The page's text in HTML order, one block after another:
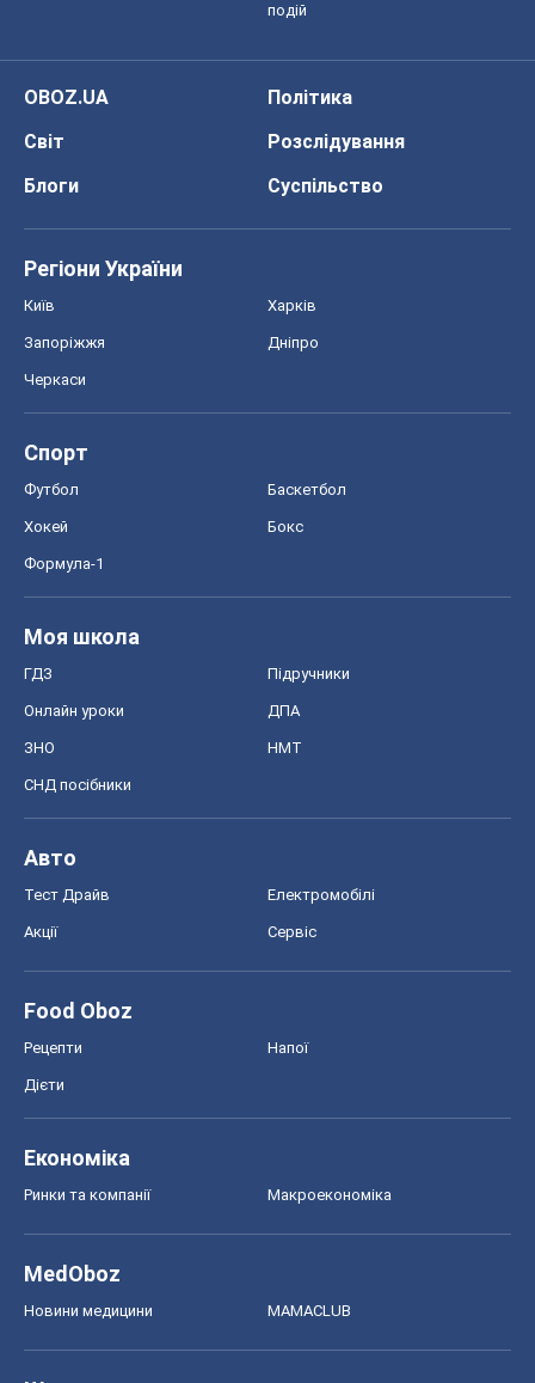
подій
OBOZ.UA
Політика
Світ
Розслідування
Блоги
Суспільство
Регіони України
Київ Харків
Запоріжжя Дніпро
Черкаси
Спорт
Футбол Баскетбол
Хокей Бокс
Формула-1
Моя школа
ГДЗ Підручники
Онлайн уроки ДПА
ЗНО НМТ
СНД посібники
Авто
Тест Драйв Електромобілі
Акції Сервіс
Food Oboz
Рецепти Напої
Дієти
Економіка
Ринки та компанії Макроекономіка
MedOboz
Новини медицини MAMACLUB